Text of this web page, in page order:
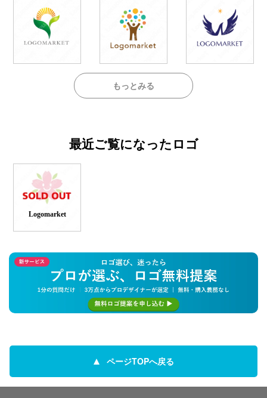
もっとみる
最近ご覧になったロゴ
Logomarket
ページTOPへ戻る